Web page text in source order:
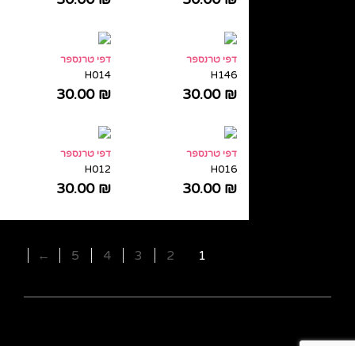
דפי טרנספר
H146
30.00 ₪
דפי טרנספר
H014
30.00 ₪
דפי טרנספר
H016
30.00 ₪
דפי טרנספר
H012
30.00 ₪
1
2
3
4
5
←